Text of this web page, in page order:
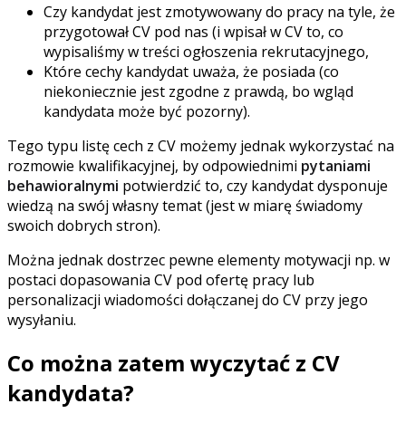
Czy kandydat jest zmotywowany do pracy na tyle, że
przygotował CV pod nas (i wpisał w CV to, co
wypisaliśmy w treści ogłoszenia rekrutacyjnego,
Które cechy kandydat uważa, że posiada (co
niekoniecznie jest zgodne z prawdą, bo wgląd
kandydata może być pozorny).
Tego typu listę cech z CV możemy jednak wykorzystać na
rozmowie kwalifikacyjnej, by odpowiednimi pytaniami
behawioralnymi potwierdzić to, czy kandydat dysponuje
wiedzą na swój własny temat (jest w miarę świadomy
swoich dobrych stron).
Można jednak dostrzec pewne elementy motywacji np. w
postaci dopasowania CV pod ofertę pracy lub
personalizacji wiadomości dołączanej do CV przy jego
wysyłaniu.
Co można zatem wyczytać z CV
kandydata?